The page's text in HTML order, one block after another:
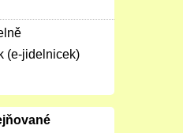
(e-jidelnicek)